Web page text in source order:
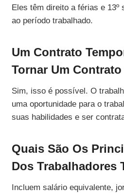
Eles têm direito a férias e 13º
ao período trabalhado.
Um Contrato
Tornar Um
Sim, isso é possível. O
uma oportunidade para o
suas habilidades e ser
Quais São Os
Dos Trabalhadores
Incluem salário equivalente,